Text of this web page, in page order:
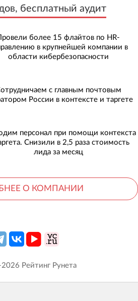
бесплатный аудит
более 15 флайтов по HR-
в крупнейшей компании в
области кибербезопасности
с главным почтовым
России в контексте и таргете
персонал при помощи контекста
Снизили в 2,5 раза стоимость
лида за месяц
О КОМПАНИИ
2026 Рейтинг Рунета